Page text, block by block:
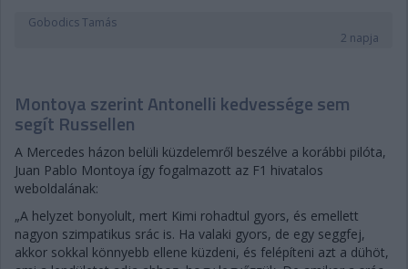
Gobodics Tamás
2 napja
Montoya szerint Antonelli kedvessége sem
segít Russellen
A Mercedes házon belüli küzdelemről beszélve a korábbi pilóta,
Juan Pablo Montoya így fogalmazott az F1 hivatalos
weboldalának:
„A helyzet bonyolult, mert Kimi rohadtul gyors, és emellett
nagyon szimpatikus srác is. Ha valaki gyors, de egy seggfej,
akkor sokkal könnyebb ellene küzdeni, és felépíteni azt a dühöt,